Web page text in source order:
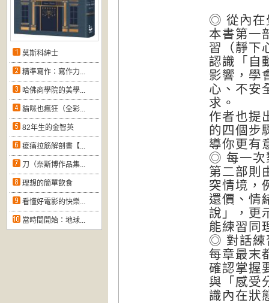
莫斯科紳士
精準寫作：寫作力...
哈佛商學院的美學...
貓咪也瘋狂（全彩...
82年生的金智英
痠痛拉筋解剖書【...
刀（奈斯博作品集...
理想的簡單飲食
看懂好電影的快樂...
當時間開始：地球...
◎ 從內在
本書第一
習（靜下
認識「自
影響，學
心、不安
求。
作者也提
的四個步
導你更有
◎ 每一次
第二部則
突情境，
還價、情
說」，更
能練習同
◎ 對話練
每章最末
確認掌握
與「感受
識內在狀